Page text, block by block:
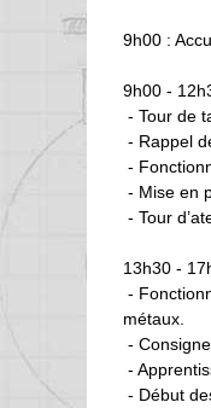
9h00 :
9h00 -
- Tour de
- Rappel
-
- Mise en
- Tour
13h30 -
- F
métaux.
-
-
- Début